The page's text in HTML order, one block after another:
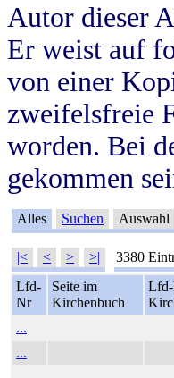
Autor dieser
Er weist auf
von einer
zweifelsfreie
worden. Bei
gekommen
Alles Suchen Auswahl
|< < > >| 3380
Lfd-
Nr
Seite im
Kirchenbuch
...
...